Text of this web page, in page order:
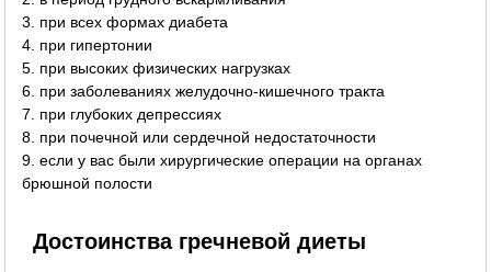
3. при всех формах диабета
4. при гипертонии
5. при высоких физических нагрузках
6. при заболеваниях желудочно-кишечного тракта
7. при глубоких депрессиях
8. при почечной или сердечной недостаточности
9. если у вас были хирургические операции на органах
брюшной полости
Достоинства гречневой диеты